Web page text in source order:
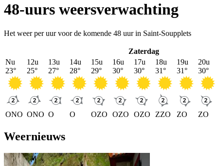
48-uurs weersverwachting
Het weer per uur voor de komende 48 uur in Saint-Soupplets
Zaterdag
Nu
23°
ONO
12u
25°
ONO
13u
27°
O
14u
28°
O
15u
29°
OZO
16u
30°
OZO
17u
30°
OZO
18u
31°
ZZO
19u
31°
ZO
20u
30°
ZO
Weernieuws